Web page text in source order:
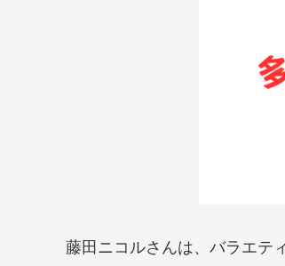
藤田ニコルさんは、バラエテ